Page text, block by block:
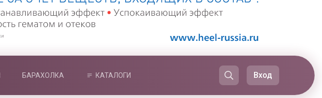
БАРАХОЛКА КАТАЛОГИ Вход